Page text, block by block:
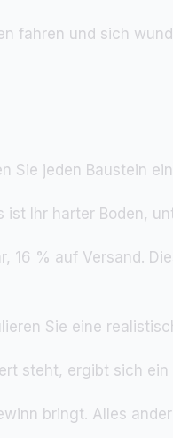
fahren und sich
Sie jeden Baustein
Ihr harter Boden,
% auf Versand.
Sie eine
steht, ergibt sich
bringt. Alles